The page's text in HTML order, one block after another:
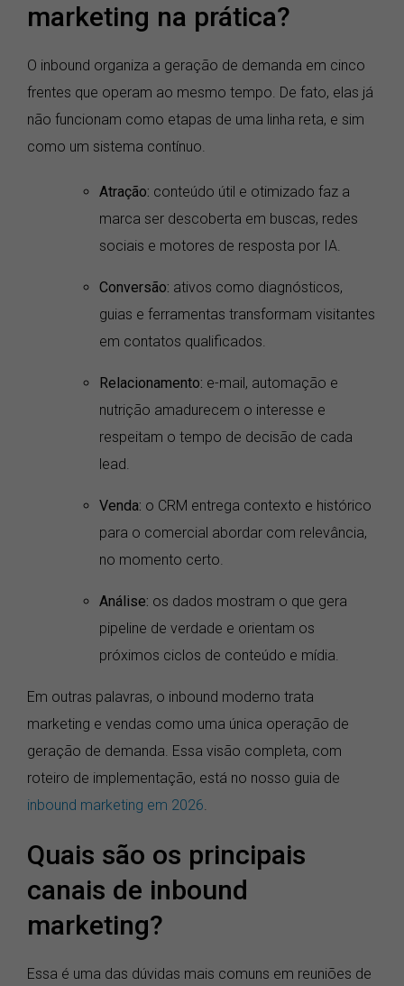
marketing na prática?
O inbound organiza a geração de demanda em cinco
frentes que operam ao mesmo tempo. De fato, elas já
não funcionam como etapas de uma linha reta, e sim
como um sistema contínuo.
Atração: conteúdo útil e otimizado faz a
marca ser descoberta em buscas, redes
sociais e motores de resposta por IA.
Conversão: ativos como diagnósticos,
guias e ferramentas transformam visitantes
em contatos qualificados.
Relacionamento: e-mail, automação e
nutrição amadurecem o interesse e
respeitam o tempo de decisão de cada
lead.
Venda: o CRM entrega contexto e histórico
para o comercial abordar com relevância,
no momento certo.
Análise: os dados mostram o que gera
pipeline de verdade e orientam os
próximos ciclos de conteúdo e mídia.
Em outras palavras, o inbound moderno trata
marketing e vendas como uma única operação de
geração de demanda. Essa visão completa, com
roteiro de implementação, está no nosso guia de
inbound marketing em 2026.
Quais são os principais
canais de inbound
marketing?
Essa é uma das dúvidas mais comuns em reuniões de